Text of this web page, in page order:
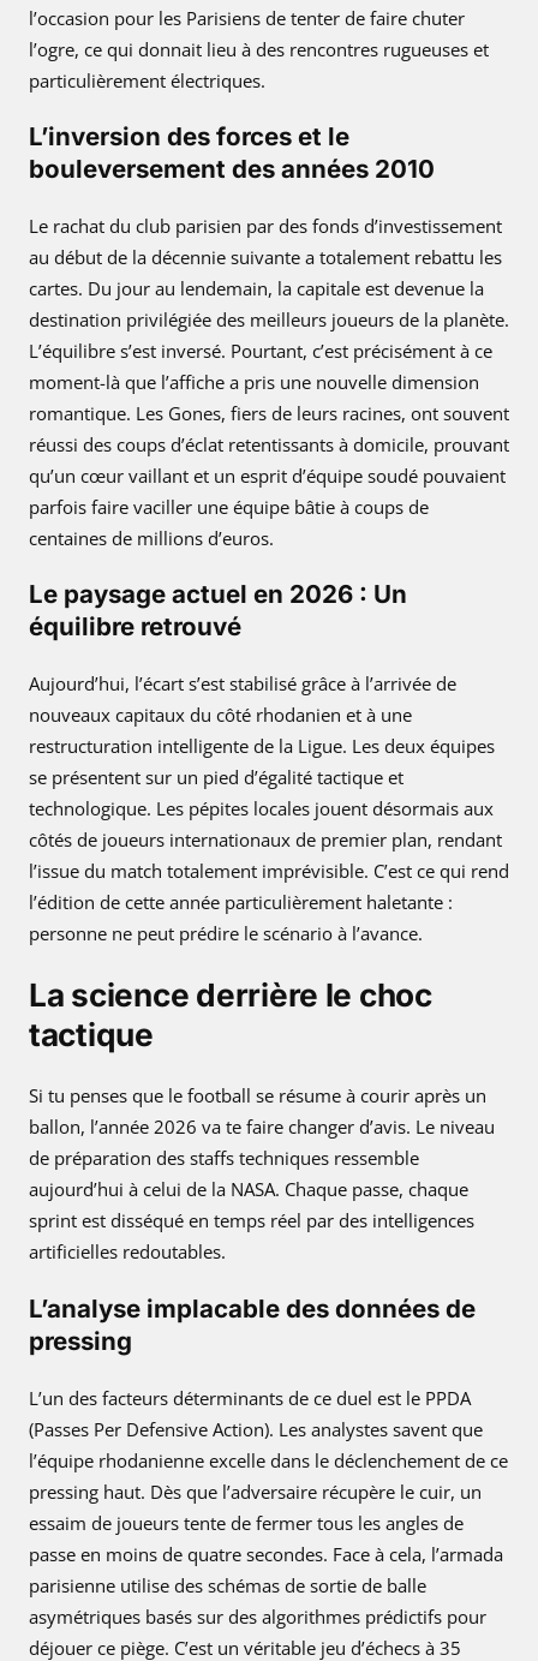
l’occasion pour les Parisiens de tenter de faire chuter
l’ogre, ce qui donnait lieu à des rencontres rugueuses et
particulièrement électriques.
L’inversion des forces et le
bouleversement des années 2010
Le rachat du club parisien par des fonds d’investissement
au début de la décennie suivante a totalement rebattu les
cartes. Du jour au lendemain, la capitale est devenue la
destination privilégiée des meilleurs joueurs de la planète.
L’équilibre s’est inversé. Pourtant, c’est précisément à ce
moment-là que l’affiche a pris une nouvelle dimension
romantique. Les Gones, fiers de leurs racines, ont souvent
réussi des coups d’éclat retentissants à domicile, prouvant
qu’un cœur vaillant et un esprit d’équipe soudé pouvaient
parfois faire vaciller une équipe bâtie à coups de
centaines de millions d’euros.
Le paysage actuel en 2026 : Un
équilibre retrouvé
Aujourd’hui, l’écart s’est stabilisé grâce à l’arrivée de
nouveaux capitaux du côté rhodanien et à une
restructuration intelligente de la Ligue. Les deux équipes
se présentent sur un pied d’égalité tactique et
technologique. Les pépites locales jouent désormais aux
côtés de joueurs internationaux de premier plan, rendant
l’issue du match totalement imprévisible. C’est ce qui rend
l’édition de cette année particulièrement haletante :
personne ne peut prédire le scénario à l’avance.
La science derrière le choc
tactique
Si tu penses que le football se résume à courir après un
ballon, l’année 2026 va te faire changer d’avis. Le niveau
de préparation des staffs techniques ressemble
aujourd’hui à celui de la NASA. Chaque passe, chaque
sprint est disséqué en temps réel par des intelligences
artificielles redoutables.
L’analyse implacable des données de
pressing
L’un des facteurs déterminants de ce duel est le PPDA
(Passes Per Defensive Action). Les analystes savent que
l’équipe rhodanienne excelle dans le déclenchement de ce
pressing haut. Dès que l’adversaire récupère le cuir, un
essaim de joueurs tente de fermer tous les angles de
passe en moins de quatre secondes. Face à cela, l’armada
parisienne utilise des schémas de sortie de balle
asymétriques basés sur des algorithmes prédictifs pour
déjouer ce piège. C’est un véritable jeu d’échecs à 35